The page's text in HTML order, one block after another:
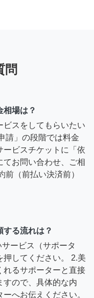
問
相場は？
ビスをしてもらいたい
請」の段階では料金
ービスチケットに「依
てお問い合わせ、ご相
（前払い決済前）
する流れは？
ービス（サポータ
してください。 2.美
れるサポーターと直接
すので、具体的な内
へお伝えください。